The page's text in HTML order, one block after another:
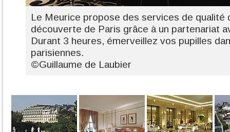
Le Meurice propose des services de qualité
découverte de Paris grâce à un partenariat
Durant 3 heures, émerveillez vos pupilles
parisiennes.
©Guillaume de Laubier